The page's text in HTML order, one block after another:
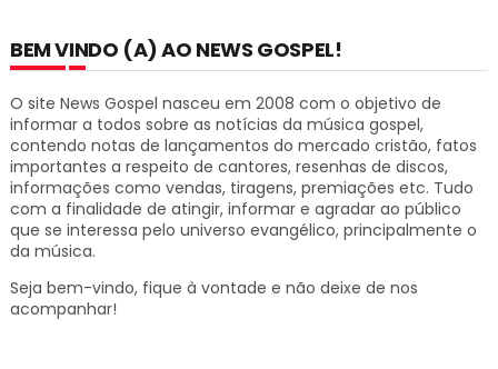
BEM VINDO (A) AO NEWS GOSPEL!
O site News Gospel nasceu em 2008 com o objetivo de
informar a todos sobre as notícias da música gospel,
contendo notas de lançamentos do mercado cristão, fatos
importantes a respeito de cantores, resenhas de discos,
informações como vendas, tiragens, premiações etc. Tudo
com a finalidade de atingir, informar e agradar ao público
que se interessa pelo universo evangélico, principalmente o
da música.
Seja bem-vindo, fique à vontade e não deixe de nos
acompanhar!